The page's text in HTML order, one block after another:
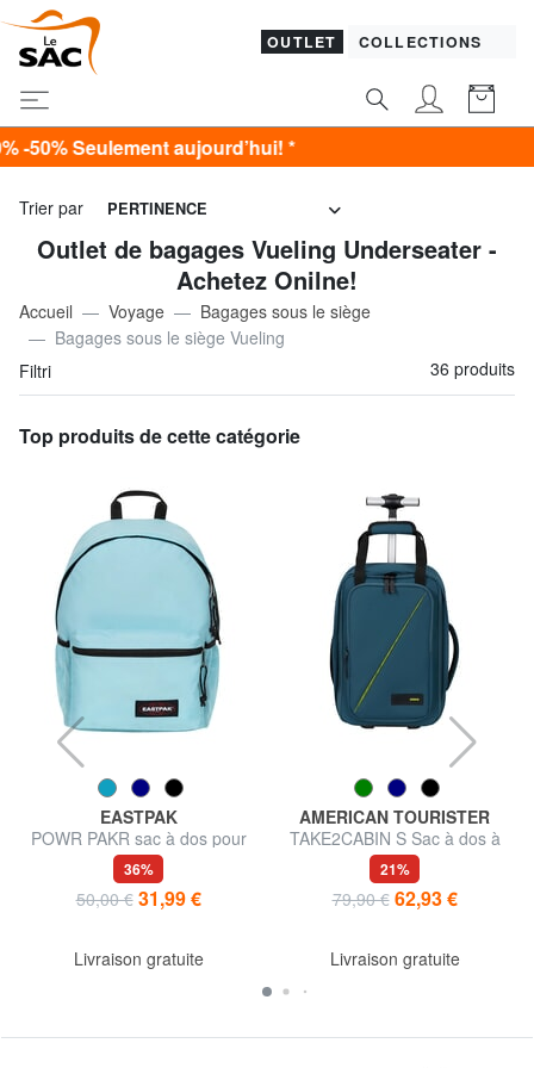
OUTLET COLLECTIONS
aujourd’hui! *
Trier par PERTINENCE
Outlet de bagages Vueling Underseater -
Achetez Onilne!
Accueil Voyage
Bagages sous le siège
Bagages sous le siège Vueling
Filtri
36 produits
Top produits de cette catégorie
EASTPAK
POWR PAKR sac à dos pour
ordinateur portable 13"
36%
50,00 € 31,99 €
Livraison gratuite
AMERICAN TOURISTER
TAKE2CABIN S Sac à dos à
roulettes sous le siège
21%
79,90 € 62,93 €
Livraison gratuite